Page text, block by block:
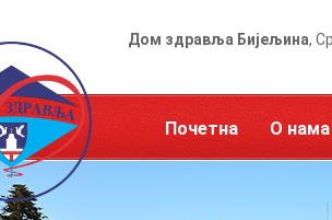
Дом здравља Бијељина,
Почетна О нама